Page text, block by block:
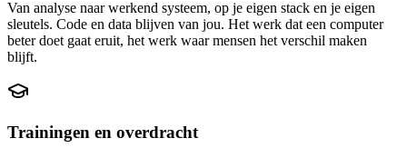
Van analyse naar werkend systeem, op je eigen stack en je eigen
sleutels. Code en data blijven van jou. Het werk dat een computer
beter doet gaat eruit, het werk waar mensen het verschil maken
blijft.
Trainingen en overdracht